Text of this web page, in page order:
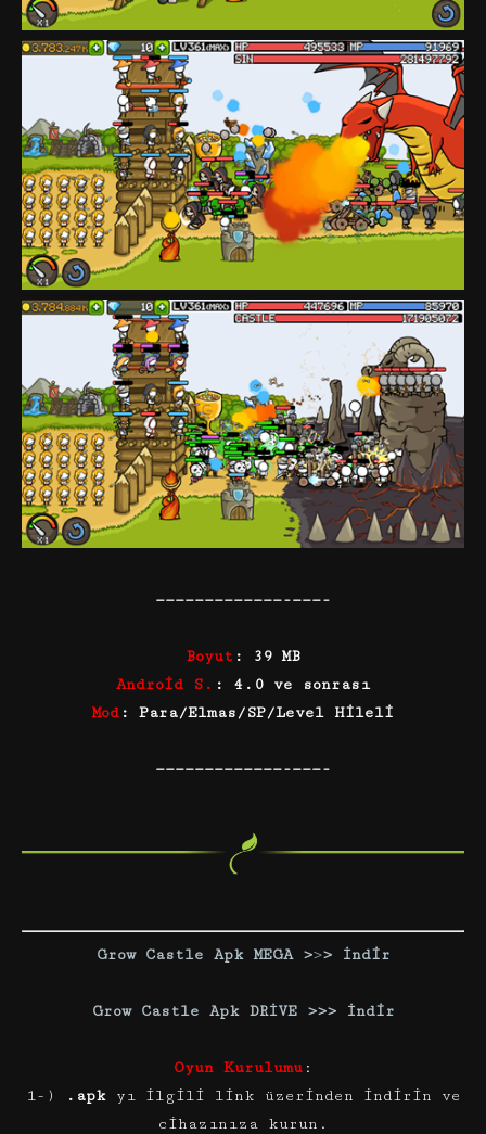
—————————————-———-
Boyut : 39 MB
Android S. : 4.0 ve sonrası
Mod : Para/Elmas/SP/Level Hileli
—————————————-———-
Grow Castle Apk MEGA >>> İndir
Grow Castle Apk DRİVE >>>İndir
Oyun Kurulumu :
1-)
.apkyı ilgili link üzerinden indirin ve
cihazınıza kurun.